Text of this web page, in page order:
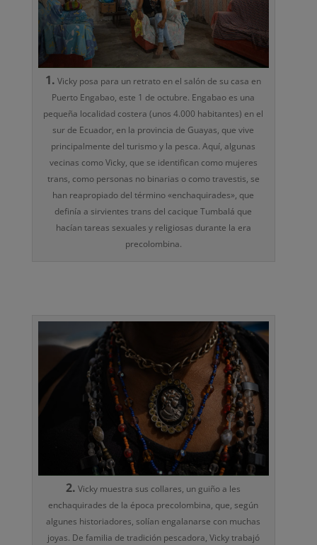
1. Vicky posa para un retrato en el salón de su casa en
Puerto Engabao, este 1 de octubre. Engabao es una
pequeña localidad costera (unos 4.000 habitantes) en el
sur de Ecuador, en la provincia de Guayas, que vive
principalmente del turismo y la pesca. Aquí, algunas
vecinas como Vicky, que se identifican como mujeres
trans, como personas no binarias o como travestis, se
han reapropiado del término «enchaquirades», que
definía a sirvientes trans del cacique Tumbalá que
hacían tareas sexuales y religiosas durante la era
precolombina.
2. Vicky muestra sus collares, un guiño a les
enchaquirades de la época precolombina, que, según
algunes historiadores, solían engalanarse con muchas
joyas. De familia de tradición pescadora, Vicky trabajó